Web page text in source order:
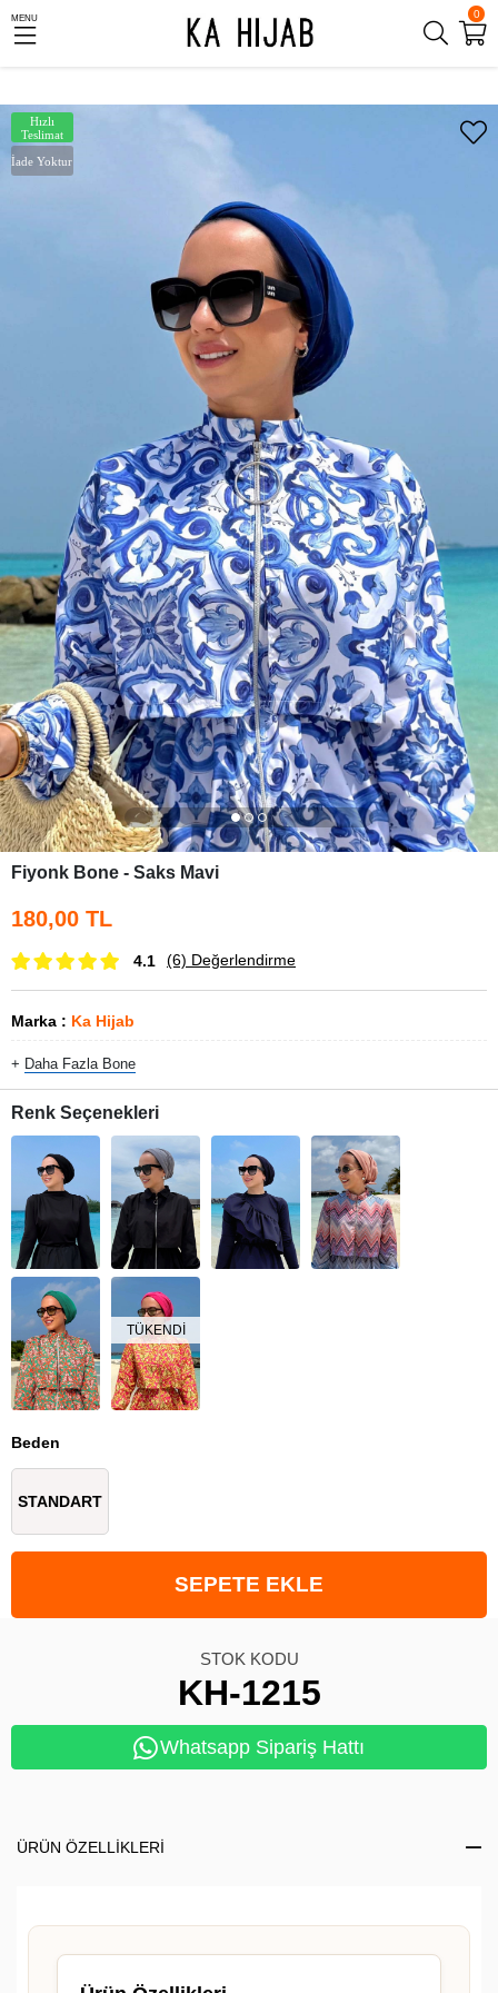
0
MENU
İade Yoktur
Hızlı
Teslimat
Fiyonk Bone - Saks Mavi
180,00 TL
4.1 (6) Değerlendirme
Marka : Ka Hijab
+ Daha Fazla Bone
Renk Seçenekleri
TÜKENDI
Beden
STANDART
STOK KODU
KH-1215
Whatsapp Sipariş Hattı
ÜRÜN ÖZELLIKLERI